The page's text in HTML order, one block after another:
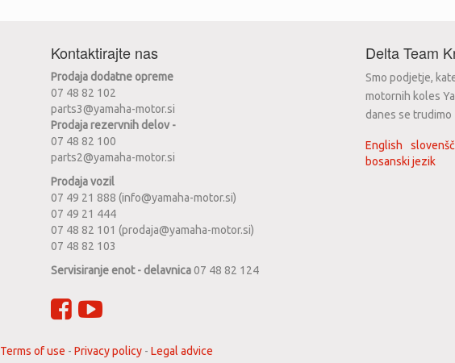
Kontaktirajte nas
Prodaja dodatne opreme
07 48 82 102
parts3@yamaha-motor.si
Prodaja rezervnih delov -
07 48 82 100
parts2@yamaha-motor.si
Prodaja vozil
07 49 21 888 (info@yamaha-motor.si)
07 49 21 444
07 48 82 101 (prodaja@yamaha-motor.si)
07 48 82 103
Servisiranje enot - delavnica07 48 82 124
Delta Team
Smo podjetje,
motornih koles
danes se
English
bosanski jezik
Terms of use - Privacy policy - Legal advice